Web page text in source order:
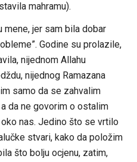
mahramu).
mene, jer sam bila dobar
Godine su prolazile,
nijednom Allahu
nijednog Ramazana
samo da se zahvalim
da ne govorim o ostalim
nas. Jedino što se vrtilo
stvari, kako da položim
što bolju ocjenu, zatim,